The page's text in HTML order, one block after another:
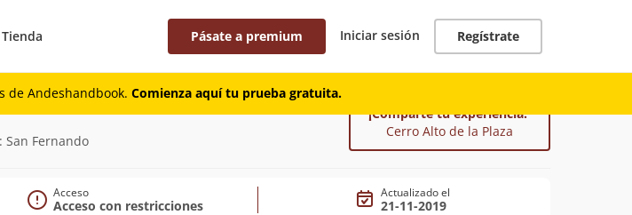
Tienda Pásate a premium Iniciar sesión Regístrate
de Andeshandbook. Comienza aquí tu prueba gratuita.
Fernando
¡Comparte tu experiencia!
Cerro Alto de la Plaza
Acceso
Acceso con restricciones
Actualizado el
21-11-2019